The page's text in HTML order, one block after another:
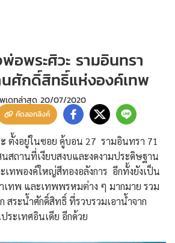
อพระศิวะ รามอินทรา
ศักดิ์สิทธิ์แห่งองค์เทพ
เดทล่าสุด 20/07/2020
คัดลอกลิงค์
ตั้งอยู่ในซอย คู้บอน 27 รามอินทรา 71
สถานที่เงียบสงบและงดงามประดิษฐาน
เทพองค์ใหญ่สีทองอลังการ อีกทั้งยังเป็น
ทพ และเทพพรหมต่าง ๆ มากมาย รวม
ระน้ำศักดิ์สิทธิ์ ที่รวบรวมเอาน้ำจาก
ระเทศอินเดีย อีกด้วย